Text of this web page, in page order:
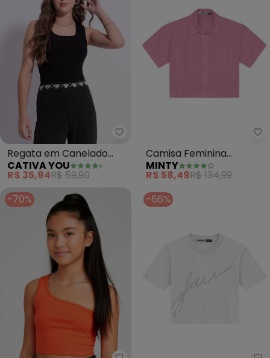
Cativa You - Regata em
Regata em Canelado
(Preto)
CATIVA YOU
R$ 35,94R$ 59,90
Camisa Feminina
Tricoline (Rosa)
MINTY
R$ 58,49R$ 134,99
-70%
-66%